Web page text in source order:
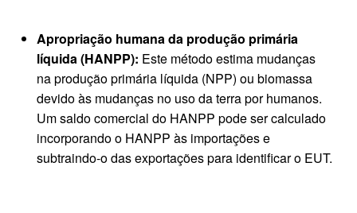
Apropriação humana da produção primária
líquida (HANPP): Este método estima mudanças
na produção primária líquida (NPP) ou biomassa
devido às mudanças no uso da terra por humanos.
Um saldo comercial do HANPP pode ser calculado
incorporando o HANPP às importações e
subtraindo-o das exportações para identificar o EUT.